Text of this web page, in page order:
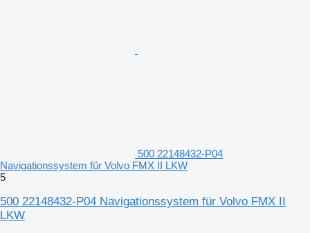
500 22148432-P04
Navigationssystem für Volvo FMX II LKW
5
500 22148432-P04 Navigationssystem für Volvo FMX II
LKW